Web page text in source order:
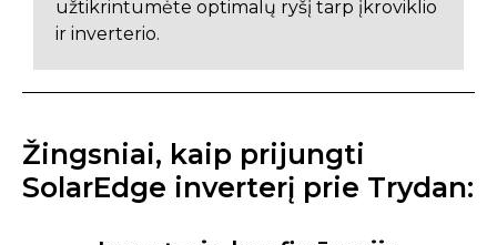
užtikrintumėte optimalų ryšį tarp įkroviklio
ir inverterio.
Žingsniai, kaip prijungti
SolarEdge inverterį prie Trydan: